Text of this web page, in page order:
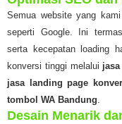
Semua website yang
seperti Google. Ini
serta kecepatan loading
konversi tinggi melalui
jasa landing page
tombol WA Bandung.
Desain Menarik